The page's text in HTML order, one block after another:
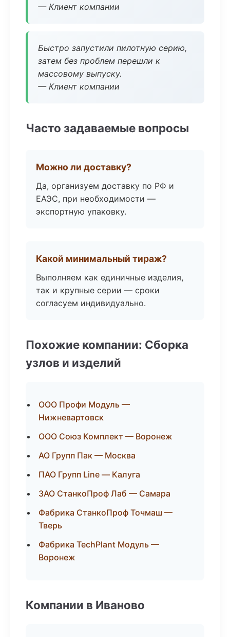
— Клиент компании
Быстро запустили пилотную серию,
затем без проблем перешли к
массовому выпуску.
— Клиент компании
Часто задаваемые вопросы
Можно ли доставку?
Да, организуем доставку по РФ и
ЕАЭС, при необходимости —
экспортную упаковку.
Какой минимальный тираж?
Выполняем как единичные изделия,
так и крупные серии — сроки
согласуем индивидуально.
Похожие компании: Сборка
узлов и изделий
ООО Профи Модуль —
Нижневартовск
ООО Союз Комплект — Воронеж
АО Групп Пак — Москва
ПАО Групп Line — Калуга
ЗАО СтанкоПроф Лаб — Самара
Фабрика СтанкоПроф Точмаш —
Тверь
Фабрика TechPlant Модуль —
Воронеж
Компании в Иваново